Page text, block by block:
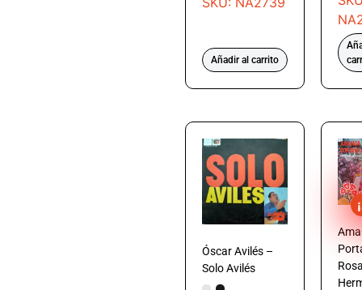
Añadir al carrito
Óscar Avilés –
Solo Avilés